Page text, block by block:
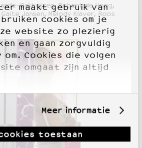
maakt gebruik van
cookies om je
website zo plezierig
en gaan zorgvuldig
Cookies die volgen
omgaat zijn altijd
Meer informatie
toestaan
Bakhuijzen, Robert de Hoog,
Jansen, Melody Klaver, Roos